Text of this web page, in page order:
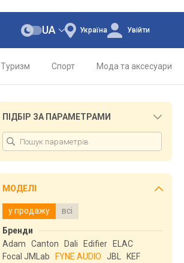
Україна
UA Увійти
Туризм Спорт Мода та аксесуари
ПІДБІР ЗА ПАРАМЕТРАМИ
МОДЕЛІ
у продажу всі
Бренди
Adam
Canton Dali Edifier
ELAC
Focal JMLab
FYNE AUDIO JBL
KEF